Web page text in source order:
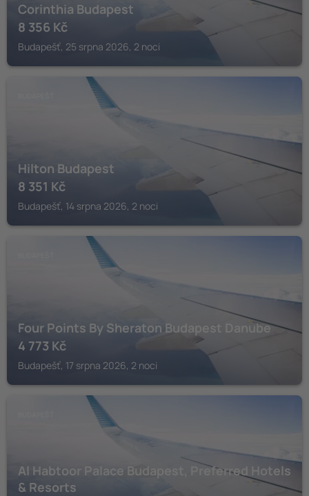
Corinthia Budapest
8 356 Kč
Budapešť, 25 srpna 2026, 2 noci
Hilton Budapest
8 351 Kč
Budapešť, 14 srpna 2026, 2 noci
Four Points By Sheraton Budapest Danube
4 773 Kč
Budapešť, 17 srpna 2026, 2 noci
Al Habtoor Palace Budapest, Preferred Hotels
& Resorts